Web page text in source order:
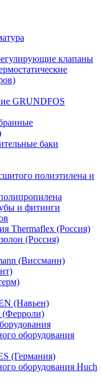
клапаны
GRUNDFOS
баки
полиэтилена и
и фитинги
Thermaflex (Россия)
(Россия)
(Виссманн)
(Навьен)
(Ферроли)
оборудования
(Германия)
оборудования Huch